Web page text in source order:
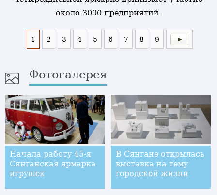
около 3000 предприятий.
1 2 3 4 5 6 7 8 9
Фотогалерея
Начала работу 45-я
Сянганская ярмарка
игрушек
В Сянгане открылась
выставка на тему
городской жизни